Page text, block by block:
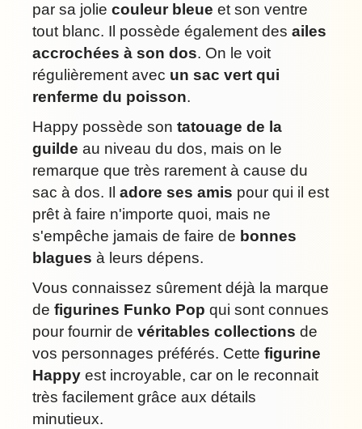
par sa jolie couleur bleue et son ventre
tout blanc. Il possède également des ailes
accrochées à son dos. On le voit
régulièrement avec un sac vert qui
renferme du poisson.
Happy possède son tatouage de la
guilde au niveau du dos, mais on le
remarque que très rarement à cause du
sac à dos. Il adore ses amis pour qui il est
prêt à faire n'importe quoi, mais ne
s'empêche jamais de faire de bonnes
blagues à leurs dépens.
Vous connaissez sûrement déjà la marque
de figurines Funko Pop qui sont connues
pour fournir de véritables collections de
vos personnages préférés. Cette figurine
Happy est incroyable, car on le reconnait
très facilement grâce aux détails
minutieux.